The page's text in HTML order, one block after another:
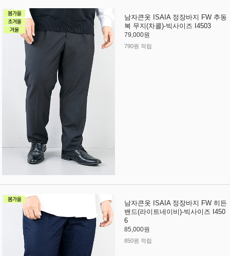
남자큰옷 ISAIA 정장바지 FW 추동
복 무지(차콜)-빅사이즈 I4503
79,000원
790원 적립
남자큰옷 ISAIA 정장바지 FW 히든
밴드(라이트네이비)-빅사이즈 I450
6
85,000원
850원 적립